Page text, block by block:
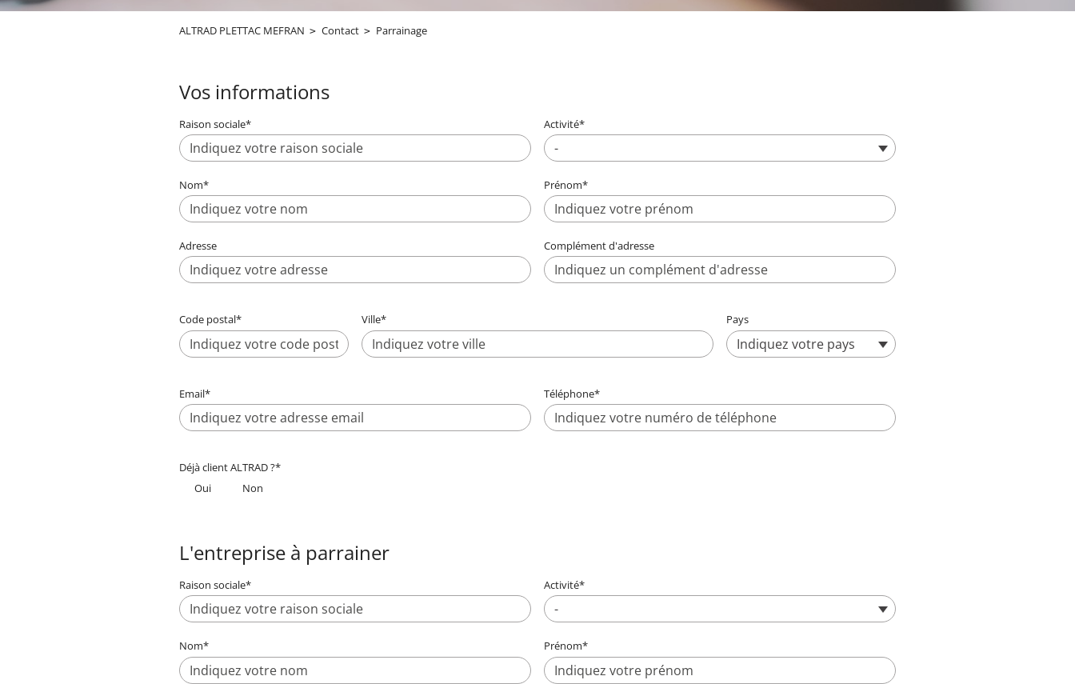
ALTRAD PLETTAC MEFRAN Contact Parrainage
Vos informations
Raison sociale* Activité*
-
Nom* Prénom*
Adresse Complément d'adresse
Code postal* Ville* Pays
Indiquez votre pays
Email* Téléphone*
Déjà client ALTRAD ?*
Oui
Non
L'entreprise à parrainer
Raison sociale* Activité*
-
Nom* Prénom*